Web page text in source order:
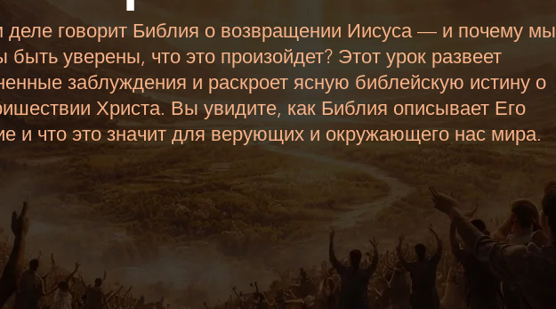
деле говорит Библия о возвращении Иисуса — и почему мы
уверены, что это произойдет? Этот урок развеет
заблуждения и раскроет ясную библейскую истину о
Христа. Вы увидите, как Библия описывает Его
и что это значит для верующих и окружающего нас мира.